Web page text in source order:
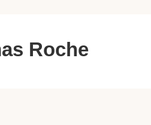
Roche